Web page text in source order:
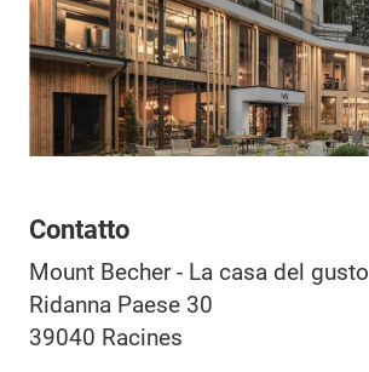
Contatto
Mount Becher - La casa del gusto
Ridanna Paese 30
39040 Racines